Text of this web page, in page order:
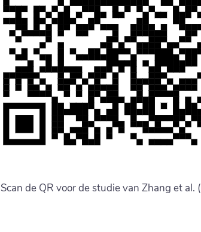
Scan de QR voor de studie van Zhang et al.